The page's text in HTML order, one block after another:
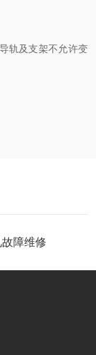
轨及支架不允许变
障维修